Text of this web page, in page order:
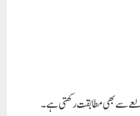
سے بھی مطابقت رکھتی ہے۔